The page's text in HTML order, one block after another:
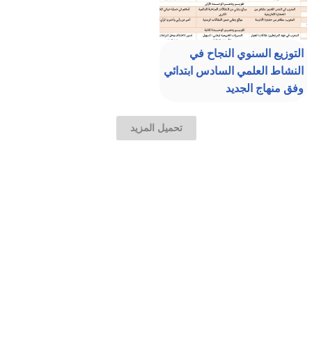
التوزيع السنوي النجاح في
النشاط العلمي السادس ابتدائي
وفق منهاج الجديد
تحميل المزيد